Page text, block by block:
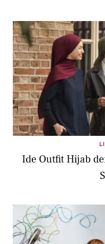
Ide Outfit Hijab